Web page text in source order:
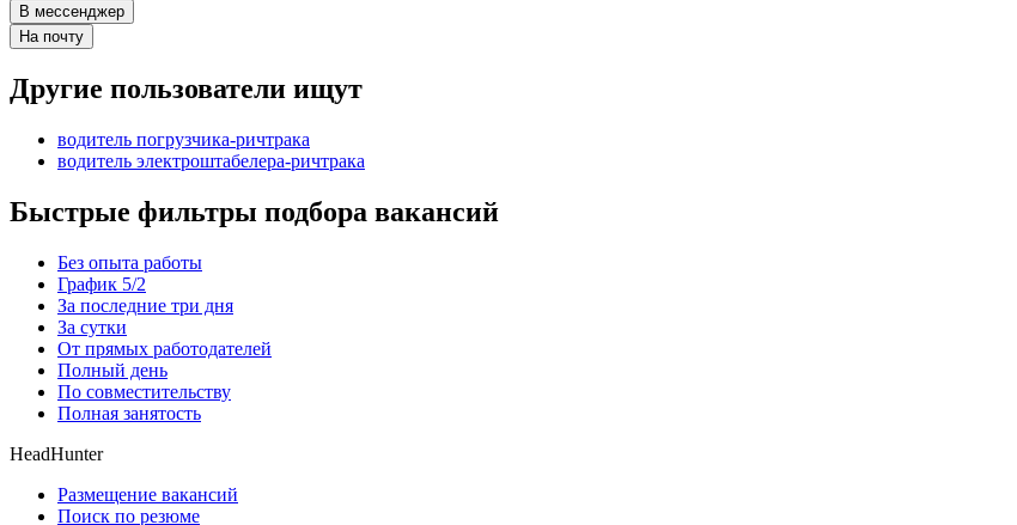
В мессенджер
На почту
Другие пользователи ищут
водитель погрузчика-ричтрака
водитель электроштабелера-ричтрака
Быстрые фильтры подбора вакансий
Без опыта работы
График 5/2
За последние три дня
За сутки
От прямых работодателей
Полный день
По совместительству
Полная занятость
HeadHunter
Размещение вакансий
Поиск по резюме